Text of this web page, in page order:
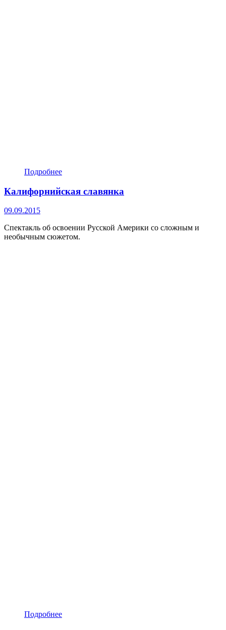
Подробнее
Калифорнийская славянка
09.09.2015
Спектакль об освоении Русской Америки со сложным и
необычным сюжетом.
Подробнее